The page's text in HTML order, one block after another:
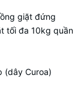
giặt đứng
tối đa 10kg quần
(dây Curoa)